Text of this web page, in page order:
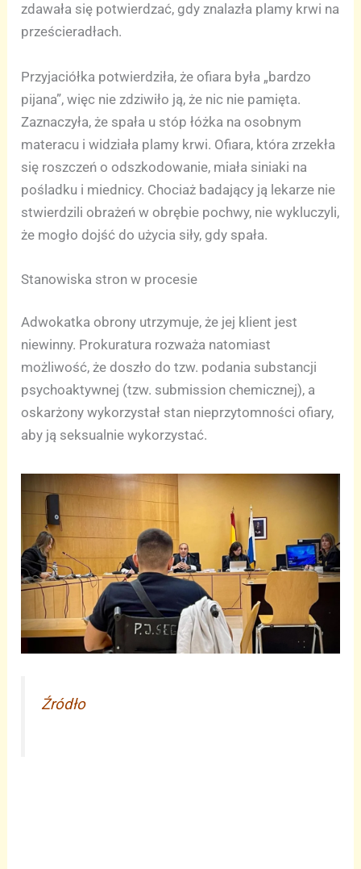
zdawała się potwierdzać, gdy znalazła plamy krwi na
prześcieradłach.
Przyjaciółka potwierdziła, że ofiara była „bardzo
pijana”, więc nie zdziwiło ją, że nic nie pamięta.
Zaznaczyła, że spała u stóp łóżka na osobnym
materacu i widziała plamy krwi. Ofiara, która zrzekła
się roszczeń o odszkodowanie, miała siniaki na
pośladku i miednicy. Chociaż badający ją lekarze nie
stwierdzili obrażeń w obrębie pochwy, nie wykluczyli,
że mogło dojść do użycia siły, gdy spała.
Stanowiska stron w procesie
Adwokatka obrony utrzymuje, że jej klient jest
niewinny. Prokuratura rozważa natomiast
możliwość, że doszło do tzw. podania substancji
psychoaktywnej (tzw. submission chemicznej), a
oskarżony wykorzystał stan nieprzytomności ofiary,
aby ją seksualnie wykorzystać.
Źródło